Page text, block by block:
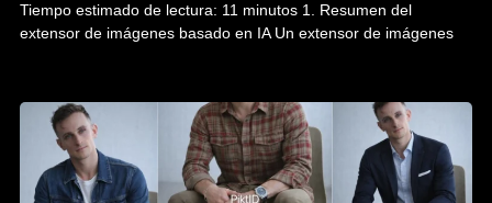
Tiempo estimado de lectura: 11 minutos 1. Resumen del
extensor de imágenes basado en IA Un extensor de imágenes